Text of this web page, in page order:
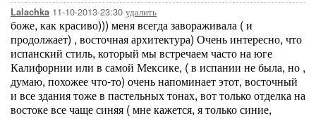
Lalachka 11-10-2013-23:30 удалить
боже, как красиво))) меня всегда завораживала ( и
продолжает) , восточная архитектура) Очень интересно, что
испанский стиль, который мы встречаем часто на юге
Калифорнии или в самой Мексике, ( в испании не была, но ,
думаю, похожее что-то) очень напоминает этот, восточный
и все здания тоже в пастельных тонах, вот только отделка на
востоке все чаще синяя ( мне кажется, я только синие,